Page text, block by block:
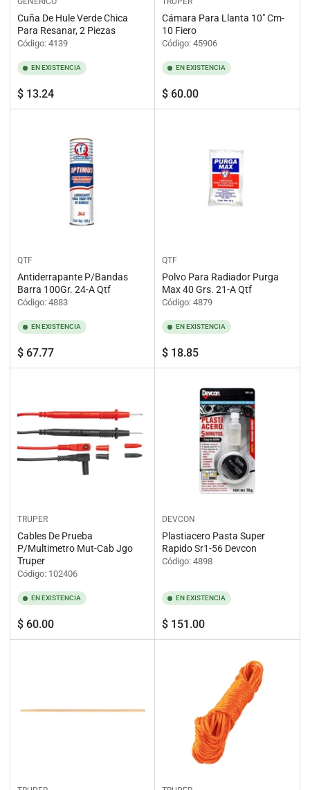
Cuña De Hule Verde Chica
Para Resanar, 2 Piezas
Código: 4139
EN EXISTENCIA
Precio
regular
$ 13.24
Cámara Para Llanta 10" Cm-
10 Fiero
Código: 45906
EN EXISTENCIA
Precio
regular
$ 60.00
QTF
Antiderrapante P/Bandas
Barra 100Gr. 24-A Qtf
Código: 4883
EN EXISTENCIA
Precio
regular
$ 67.77
QTF
Polvo Para Radiador Purga
Max 40 Grs. 21-A Qtf
Código: 4879
EN EXISTENCIA
Precio
regular
$ 18.85
TRUPER
Cables De Prueba
P/Multimetro Mut-Cab Jgo
Truper
Código: 102406
EN EXISTENCIA
Precio
regular
$ 60.00
DEVCON
Plastiacero Pasta Super
Rapido Sr1-56 Devcon
Código: 4898
EN EXISTENCIA
Precio
regular
$ 151.00